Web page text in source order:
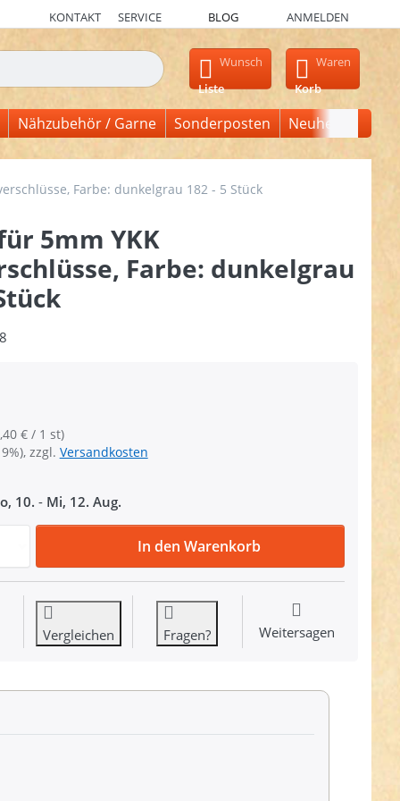
KONTAKT SERVICE BLOG ANMELDEN
erscheinen automatisch erste Ergebnisse. Drücken Sie die
Wunsch
Liste
Waren
Korb
Nähzubehör / Garne Sonderposten Neuheiten
Farbe: dunkelgrau 182 - 5 Stück
5mm YKK
Farbe: dunkelgrau
€ / 1 st)
zzgl. Versandkosten
10. - Mi, 12. Aug.
Zipper für 5mm YKK Reißverschlüsse, Farbe: dunkelgrau
In den Warenkorb
Vergleichen Fragen? Weitersagen